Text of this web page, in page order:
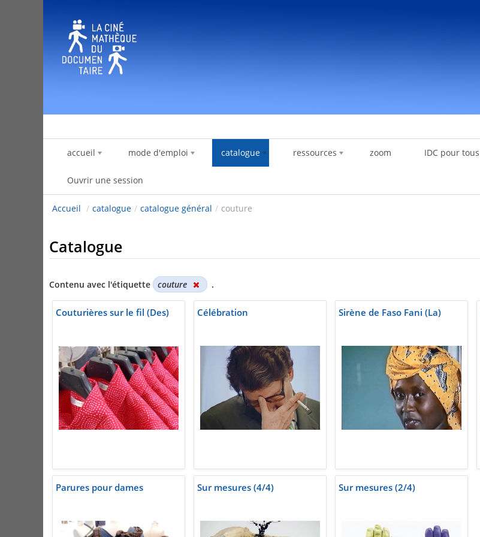
accueil mode d'emploi catalogue ressources zoom IDC pour tous
Ouvrir une session
Accueil / catalogue / catalogue général / couture
Catalogue
Contenu avec l'étiquette couture .
Couturières sur le fil (Des) Célébration Sirène de Faso Fani (La)
Parures pour dames Sur mesures (4/4) Sur mesures (2/4)